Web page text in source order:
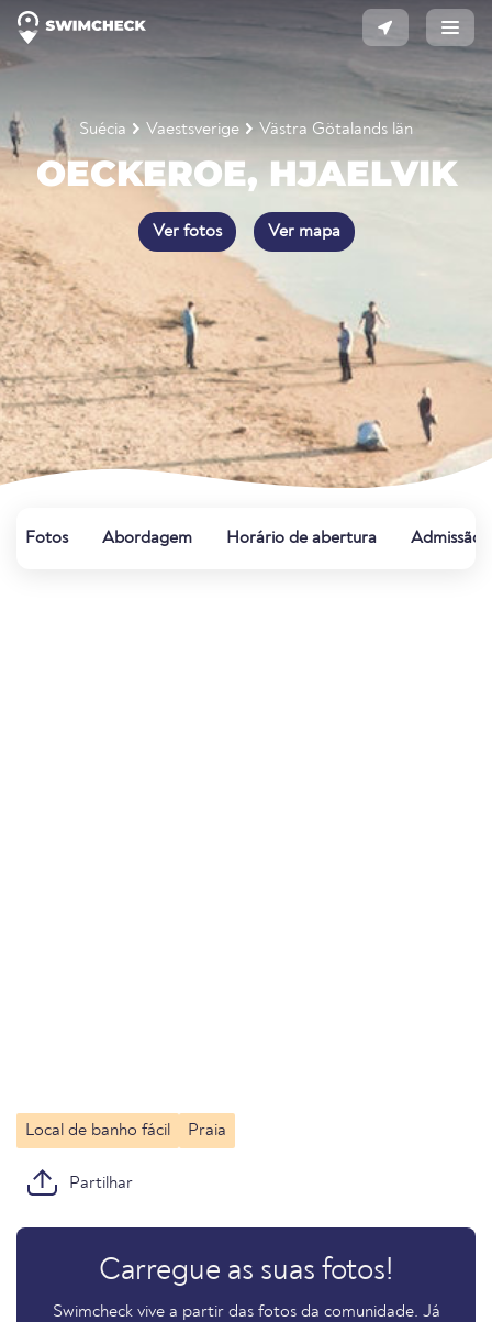
Suécia Vaestsverige Västra Götalands län
OECKEROE, HJAELVIK
Ver fotos Ver mapa
Fotos Abordagem Horário de abertura Admissão
Local de banho fácil Praia
Partilhar
Carregue as suas fotos!
Swimcheck vive a partir das fotos da comunidade. Já